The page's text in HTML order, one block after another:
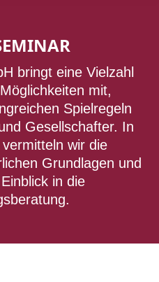
bringt eine Vielzahl
mit,
Spielregeln
Gesellschafter. In
wir die
Grundlagen und
in die